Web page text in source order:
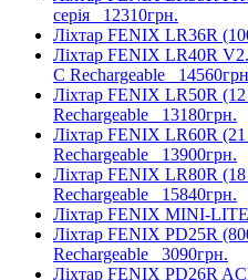
серія 12310грн.
Ліхтар FENIX LR36R
Ліхтар FENIX LR40R
C Rechargeable
Ліхтар FENIX LR50R
Rechargeable 13180грн.
Ліхтар FENIX LR60R
Rechargeable 13900грн.
Ліхтар FENIX LR80R
Rechargeable 15840грн.
Ліхтар FENIX MINI-
Ліхтар FENIX PD25R
Rechargeable 3090грн.
Ліхтар FENIX PD26R